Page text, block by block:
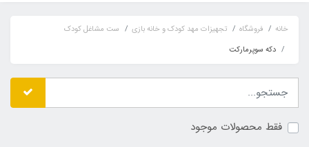
خانه فروشگاه تجهیزات مهد کودک و خانه بازی
ست مشاغل کودک
دکه سوپرمارکت
فقط محصولات موجود